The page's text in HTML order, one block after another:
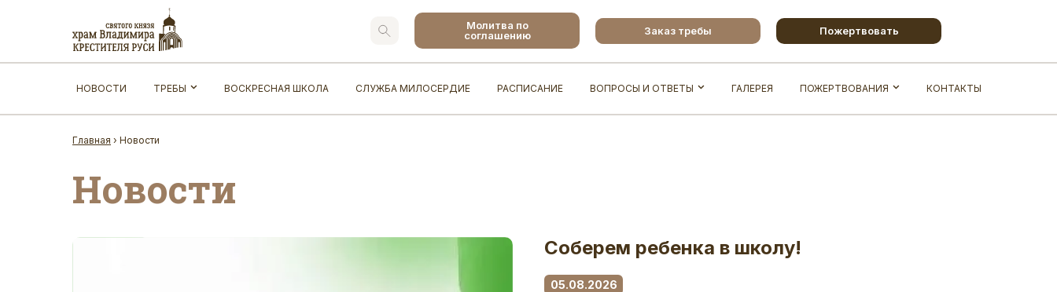
Молитва по
соглашению
Заказ требы Пожертвовать
НОВОСТИ ТРЕБЫ ВОСКРЕСНАЯ ШКОЛА СЛУЖБА МИЛОСЕРДИЕ РАСПИСАНИЕ ВОПРОСЫ И ОТВЕТЫ ГАЛЕРЕЯ ПОЖЕРТВОВАНИЯ КОНТАКТЫ
Главная › Новости
Новости
Соберем ребенка в школу!
05.08.2026